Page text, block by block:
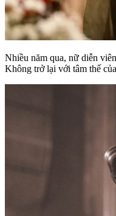
Nhiều năm qua, nữ diễn
Không trở lại với tâm thế